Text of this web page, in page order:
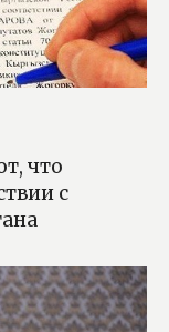
что
с